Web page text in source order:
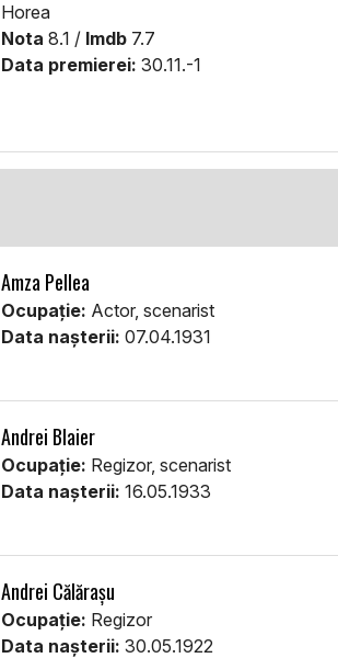
Horea
Nota 8.1 / Imdb 7.7
Data premierei: 30.11.-1
Amza Pellea
Ocupație: Actor, scenarist
Data nașterii: 07.04.1931
Andrei Blaier
Ocupație: Regizor, scenarist
Data nașterii: 16.05.1933
Andrei Călărașu
Ocupație: Regizor
Data nașterii: 30.05.1922